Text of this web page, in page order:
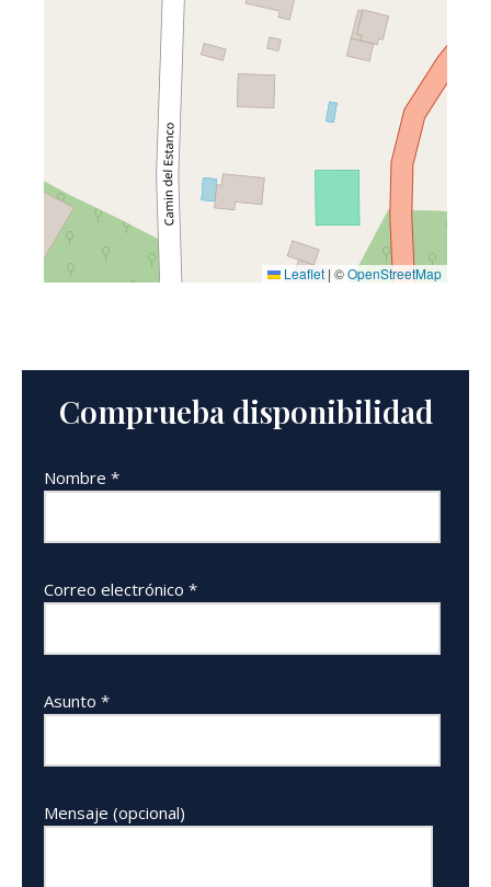
Leaflet | ©OpenStreetMap
Comprueba disponibilidad
Nombre *
Correo electrónico *
Asunto *
Mensaje (opcional)